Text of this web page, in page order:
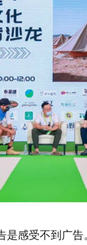
是感受不到广